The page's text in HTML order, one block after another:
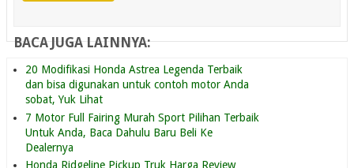
BACA JUGA LAINNYA:
20 Modifikasi Honda Astrea Legenda Terbaik
dan bisa digunakan untuk contoh motor Anda
sobat, Yuk Lihat
7 Motor Full Fairing Murah Sport Pilihan Terbaik
Untuk Anda, Baca Dahulu Baru Beli Ke
Dealernya
Honda Ridgeline Pickup Truk Harga Review